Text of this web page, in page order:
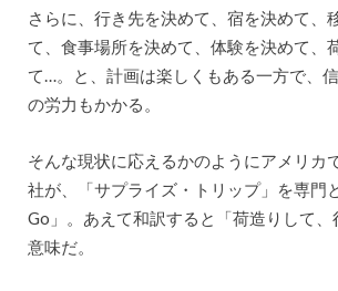
さらに、行き先を決めて、宿を決めて、
て、食事場所を決めて、体験を決めて、
て…。と、計画は楽しくもある一方で、
の労力もかかる。
そんな現状に応えるかのようにアメリカ
社が、「サプライズ・トリップ」を専門
Go」。あえて和訳すると「荷造りして、
意味だ。